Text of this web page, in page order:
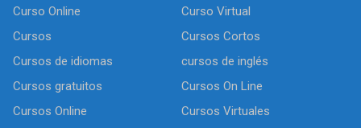
Curso Online
Curso Virtual
Cursos
Cursos Cortos
Cursos de idiomas
cursos de inglés
Cursos gratuitos
Cursos On Line
Cursos Online
Cursos Virtuales